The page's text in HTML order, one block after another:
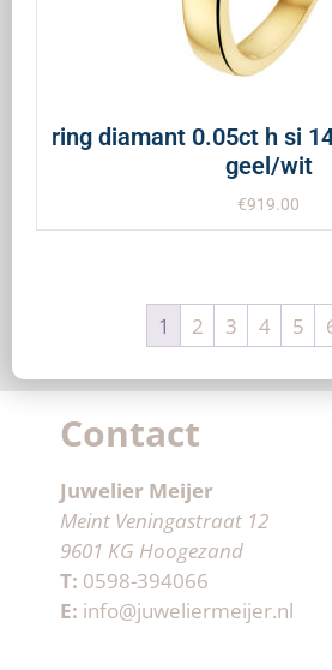
ring diamant 0.05ct h si
geel/wit
€919.00
1 2 3 4 5
Contact
Juwelier Meijer
Meint Veningastraat 12
9601 KG Hoogezand
T: 0598-394066
E: info@juweliermeijer.nl